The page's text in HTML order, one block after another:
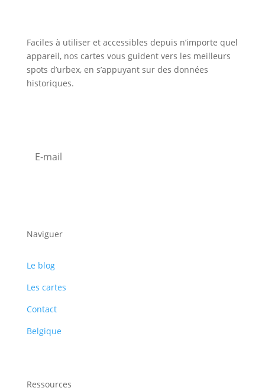
Faciles à utiliser et accessibles depuis n’importe quel
appareil, nos cartes vous guident vers les meilleurs
spots d’urbex, en s’appuyant sur des données
historiques.
Naviguer
Le blog
Les cartes
Contact
Belgique
Ressources